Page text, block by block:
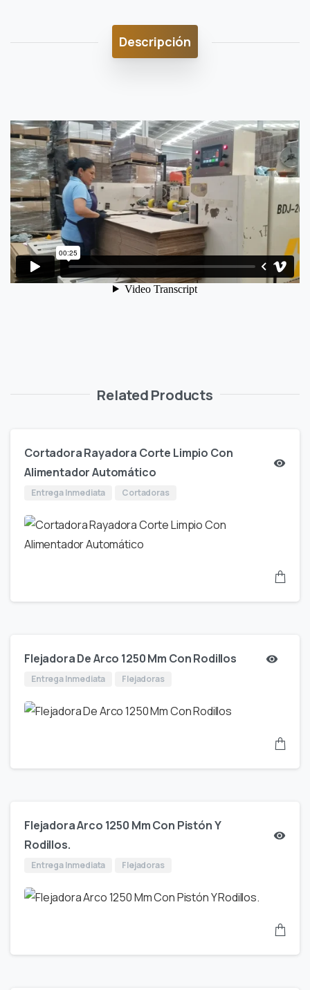
Descripción
Related Products
Cortadora Rayadora Corte Limpio Con
Alimentador Automático
Entrega Inmediata Cortadoras
Flejadora De Arco 1250 Mm Con Rodillos
Entrega Inmediata Flejadoras
Flejadora Arco 1250 Mm Con Pistón Y
Rodillos.
Entrega Inmediata Flejadoras